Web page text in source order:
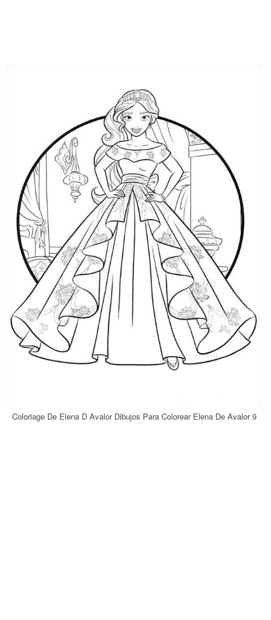
Coloriage De Elena D Avalor Dibujos Para Colorear Elena De Avalor 9